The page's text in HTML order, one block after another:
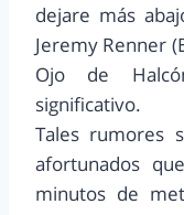
dejare más
Jeremy Renner
Ojo de
significativo.
Tales rumores
afortunados
minutos de